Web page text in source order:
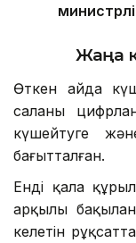
Жаңа
Өткен айда
саланы
күшейтуге
бағытталған.
Енді қала
арқылы
келетін